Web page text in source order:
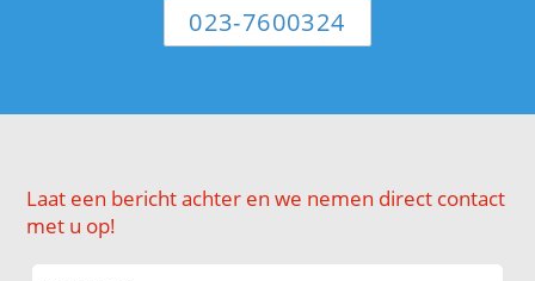
023-7600324
Laat een bericht achter en we nemen direct contact
met u op!